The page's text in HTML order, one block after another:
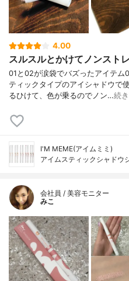
4.00
スルスルとかけてノンスト
01と02が涙袋でバズったアイテム
ティックタイプのアイシャドウで
るひけて、色が乗るのでノン…続
I'M MEME(アイムミミ)
アイムスティックシャドウ
会社員 / 美容モニター
みこ